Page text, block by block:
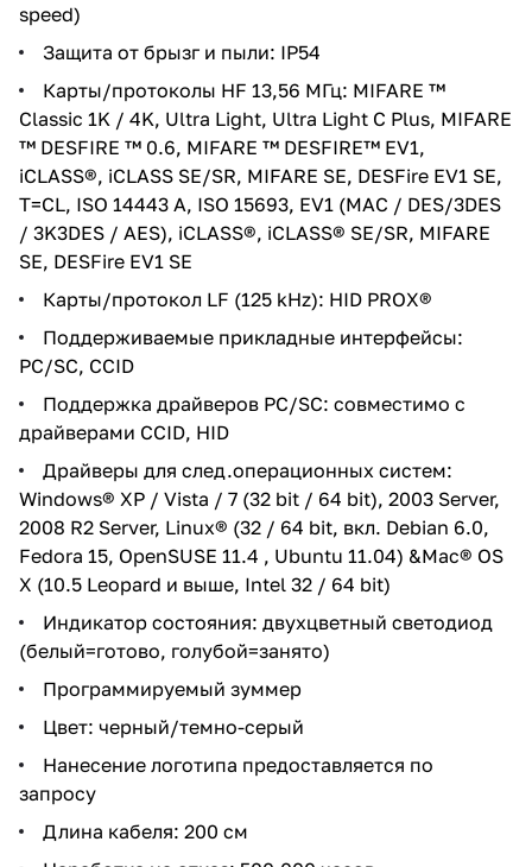
speed)
Защита от брызг и пыли: IP54
Карты/протоколы HF 13,56 МГц: MIFARE ™
Classic 1K / 4K, Ultra Light, Ultra Light C Plus, MIFARE
™ DESFIRE ™ 0.6, MIFARE ™ DESFIRE™ EV1,
iCLASS®, iCLASS SE/SR, MIFARE SE, DESFire EV1 SE,
T=CL, ISO 14443 A, ISO 15693, EV1 (MAC / DES/3DES
/ 3K3DES / AES), iCLASS®, iCLASS® SE/SR, MIFARE
SE, DESFire EV1 SE
Карты/протокол LF (125 kHz): HID PROX®
Поддерживаемые прикладные интерфейсы:
PC/SC, CCID
Поддержка драйверов PC/SC: совместимо с
драйверами CCID, HID
Драйверы для след.операционных систем:
Windows® XP / Vista / 7 (32 bit / 64 bit), 2003 Server,
2008 R2 Server, Linux® (32 / 64 bit, вкл. Debian 6.0,
Fedora 15, OpenSUSE 11.4 , Ubuntu 11.04) &Mac® OS
X (10.5 Leopard и выше, Intel 32 / 64 bit)
Индикатор состояния: двухцветный светодиод
(белый=готово, голубой=занято)
Программируемый зуммер
Цвет: черный/темно-серый
Нанесение логотипа предоставляется по
запросу
Длина кабеля: 200 см